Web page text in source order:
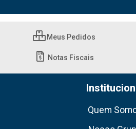
Meus Pedidos
Notas Fiscais
Quem